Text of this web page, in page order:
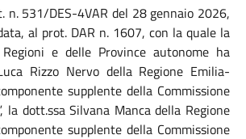
n. 531/DES-4VAR del 28 gennaio 2026,
al prot. DAR n. 1607, con la quale la
e delle Province autonome ha
Rizzo Nervo della Regione Emilia-
supplente della Commissione
la dott.ssa Silvana Manca della Regione
supplente della Commissione